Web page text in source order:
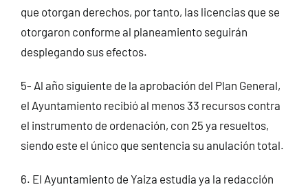
que otorgan derechos, por tanto, las licencias que se
otorgaron conforme al planeamiento seguirán
desplegando sus efectos.
5- Al año siguiente de la aprobación del Plan General,
el Ayuntamiento recibió al menos 33 recursos contra
el instrumento de ordenación, con 25 ya resueltos,
siendo este el único que sentencia su anulación total.
6. El Ayuntamiento de Yaiza estudia ya la redacción